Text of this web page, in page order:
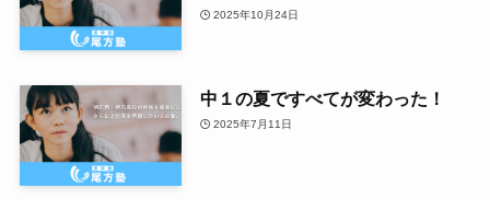
2025年10月24日
中１の夏ですべてが変わった！
2025年7月11日